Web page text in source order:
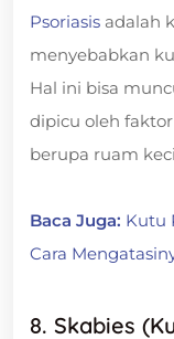
Psoriasis adalah
menyebabkan
Hal ini bisa
dipicu oleh
berupa ruam
Baca Juga: Kutu
Cara
8. Skabies